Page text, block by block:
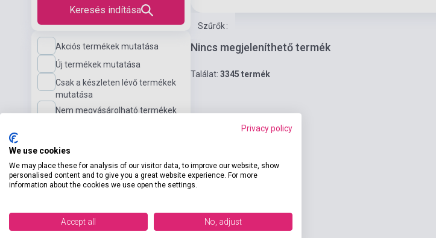
Keresés indítása
Akciós termékek mutatása
Új termékek mutatása
Csak a készleten lévő termékek
mutatása
Nem megvásárolható termékek
Nyelvi szint
Szerző
Szűrők:
Nincs megjeleníthető termék
Találat: 3345 termék
Privacy policy
We use cookies
We may place these for analysis of our visitor data, to improve our website, show
personalised content and to give you a great website experience. For more
information about the cookies we use open the settings.
Accept all No, adjust